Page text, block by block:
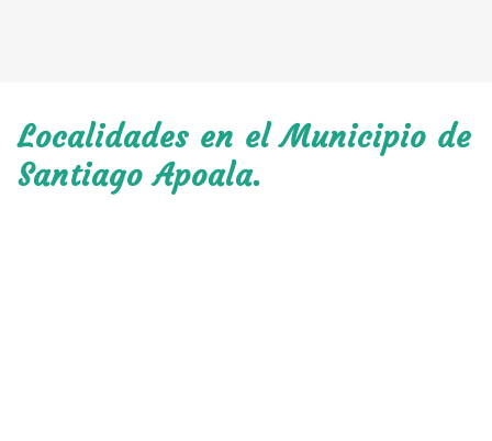
Localidades en el Municipio de
Santiago Apoala.